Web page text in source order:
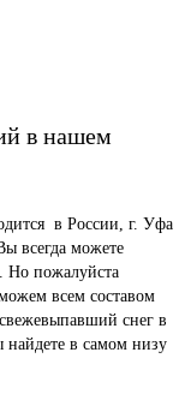
в нашем
в России, г. Уфа
всегда можете
Но пожалуйста
всем составом
снег в
в самом низу